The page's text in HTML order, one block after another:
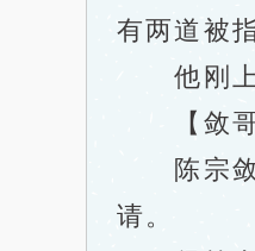
有两道被
他刚上
【敛哥
陈宗敛
请。